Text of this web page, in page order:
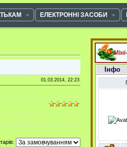
ЕЛЕКТРОННІ ЗАСОБИ
01.03.2014, 22:23
Інфо